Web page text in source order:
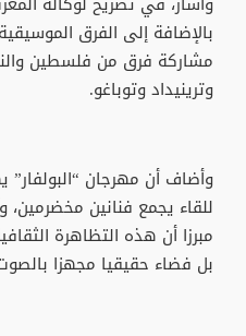
بالإضافة إلى الفرق
مشاركة فرق من فلسطين
وترينيداد وتوباغو.
وأضاف أن مهرجان
للقاء يجمع فنانين
مبرزا أن هذه التظاهرة
بل فضاء حقيقيا مجهزا